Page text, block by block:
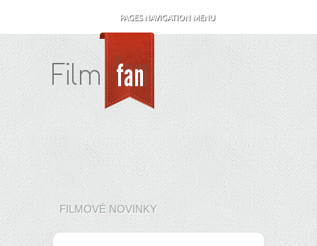
PAGES NAVIGATION MENU
FILMOVÉ NOVINKY